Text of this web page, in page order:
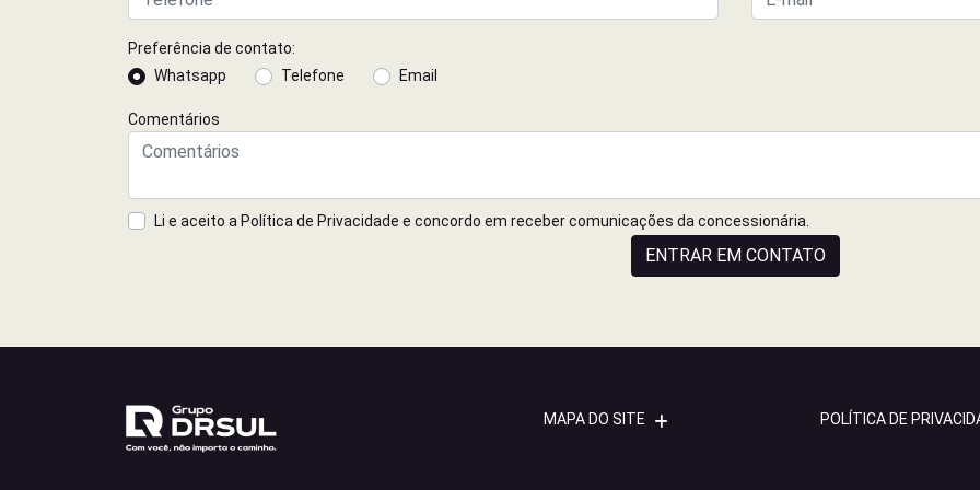
Preferência de contato:
Whatsapp
Telefone Email
Comentários
Li e aceito a Política de Privacidade e concordo em receber comunicações da concessionária.
ENTRAR EM CONTATO
MAPA DO SITE POLÍTICA DE